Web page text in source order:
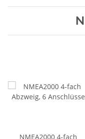
NMEA2000 4-fach